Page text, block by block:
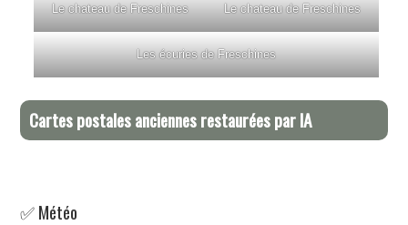
Le chateau de Freschines Le chateau de Freschines
Les écuries de Freschines
Cartes postales anciennes restaurées par IA
✅ Météo